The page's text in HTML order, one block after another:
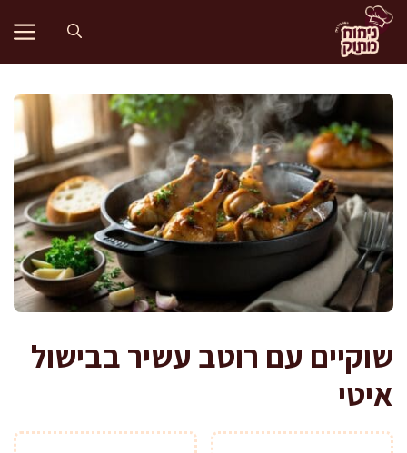
לדלג
לתוכן
שוקיים עם רוטב עשיר בבישול
איטי